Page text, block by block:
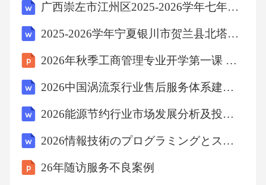
3.1DRG/DIP付费改革的全面铺开DRG/DIP付费
的核心是将病情相似、治疗方式相近的患者归
为同一分组，按组打包付费。检测费用作为诊
内进行管控。这一改革直接改变了医疗机构的
检验逻辑：不再是“开得越多收入越高”，而是
“开得合理、成本可控才能盈利”。2021年我参与
了某地级市DRG付费试点，我们机构的检验费
用占比从原来的32%降到了26%，同时通过优化
广西崇左市江州区2025-2026学年七年级下学期期末语文试题（含答案）
2025-2026学年宁夏银川市贺兰县北塔中学七年级（下）期末数学试卷（含答案）
2026年秋季工商管理专业开学第一课 专业认知与学业规划教学设计
2026中国涡流泵行业售后服务体系建设与客户满意度研究报告
2026能源节约行业市场发展分析及投资管理策略研究报告
2026情報技術のプログラミングとスマートデバイス開発に関する審査
26年随访服务不良案例